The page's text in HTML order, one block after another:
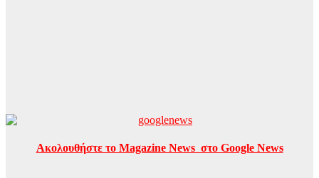
Ακολουθήστε το Magazine News στο Google News